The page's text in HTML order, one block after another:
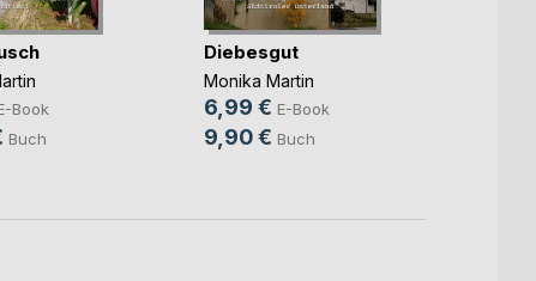
Book
Buch
Diebesgut
Monika Martin
6,99 € E-Book
9,90 € Buch